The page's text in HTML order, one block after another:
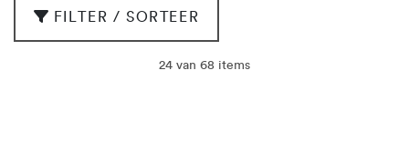
FILTER / SORTEER
24 van 68 items